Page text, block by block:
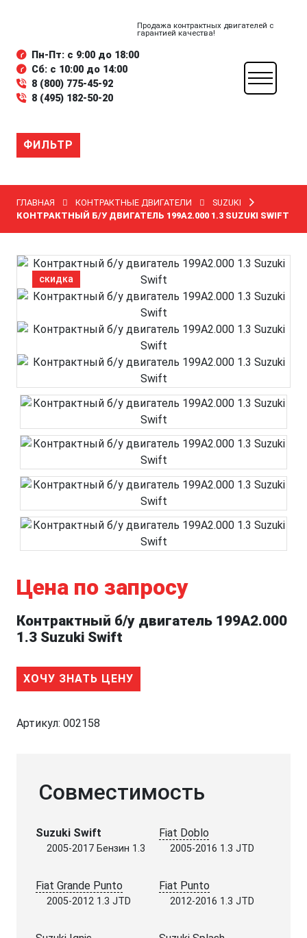
Продажа контрактных двигателей с
гарантией качества!
Пн-Пт: с 9:00 до 18:00
Сб: с 10:00 до 14:00
8 (800) 775-45-92
8 (495) 182-50-20
ФИЛЬТР
ГЛАВНАЯ КОНТРАКТНЫЕ ДВИГАТЕЛИ
SUZUKI
КОНТРАКТНЫЙ Б/У ДВИГАТЕЛЬ 199A2.000 1.3 SUZUKI SWIFT
скидка
Цена по запросу
Контрактный б/у двигатель 199A2.000
1.3 Suzuki Swift
ХОЧУ ЗНАТЬ ЦЕНУ
Артикул: 002158
Совместимость
Suzuki Swift
2005-2017 Бензин 1.3
Fiat Doblo
2005-2016 1.3 JTD
Fiat Grande Punto
2005-2012 1.3 JTD
Fiat Punto
2012-2016 1.3 JTD